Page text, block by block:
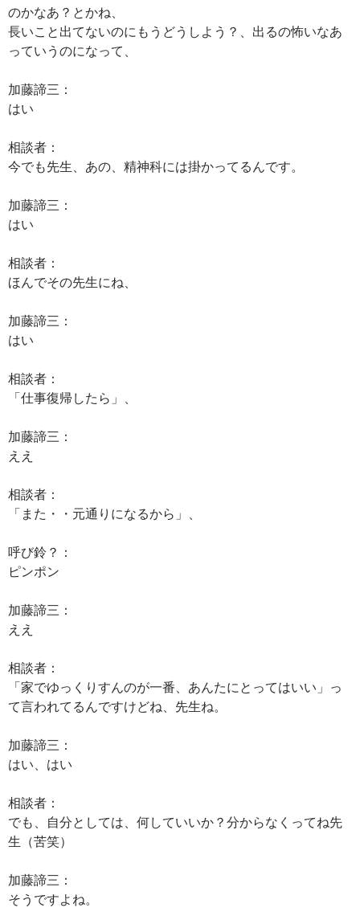
のかなあ？とかね、
長いこと出てないのにもうどうしよう？、出るの怖いなあ
っていうのになって、
加藤諦三：
はい
相談者：
今でも先生、あの、精神科には掛かってるんです。
加藤諦三：
はい
相談者：
ほんでその先生にね、
加藤諦三：
はい
相談者：
「仕事復帰したら」、
加藤諦三：
ええ
相談者：
「また・・元通りになるから」、
呼び鈴？：
ピンポン
加藤諦三：
ええ
相談者：
「家でゆっくりすんのが一番、あんたにとってはいい」っ
て言われてるんですけどね、先生ね。
加藤諦三：
はい、はい
相談者：
でも、自分としては、何していいか？分からなくってね先
生（苦笑）
加藤諦三：
そうですよね。